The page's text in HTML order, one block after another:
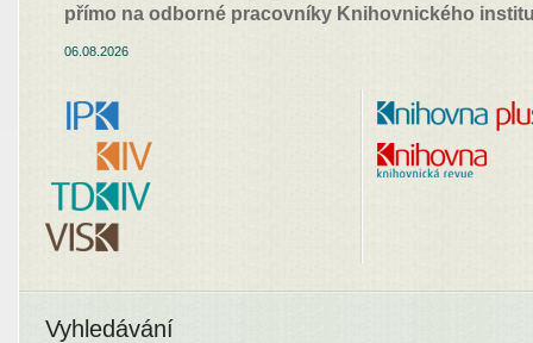
přímo na odborné pracovníky Knihovnického
06.08.2026
Vyhledávání